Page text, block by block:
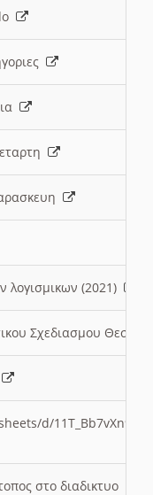
λογισμικων (2021)
Σχεδιασμου
d/
στο διαδικτυο